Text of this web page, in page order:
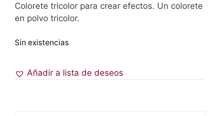
Colorete tricolor para crear efectos. Un colorete
en polvo tricolor.
Sin existencias
Añadir a lista de deseos